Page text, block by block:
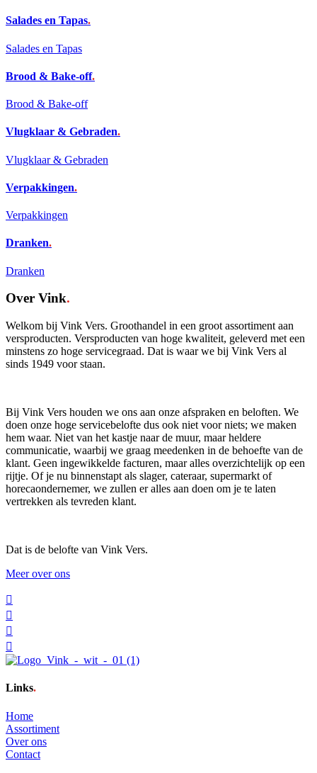
Salades en Tapas.
Salades en Tapas
Brood & Bake-off.
Brood & Bake-off
Vlugklaar & Gebraden.
Vlugklaar & Gebraden
Verpakkingen.
Verpakkingen
Dranken.
Dranken
Over Vink.
Welkom bij Vink Vers. Groothandel in een groot assortiment aan
versproducten. Versproducten van hoge kwaliteit, geleverd met een
minstens zo hoge servicegraad. Dat is waar we bij Vink Vers al
sinds 1949 voor staan.
Bij Vink Vers houden we ons aan onze afspraken en beloften. We
doen onze hoge servicebelofte dus ook niet voor niets; we maken
hem waar. Niet van het kastje naar de muur, maar heldere
communicatie, waarbij we graag meedenken in de behoefte van de
klant. Geen ingewikkelde facturen, maar alles overzichtelijk op een
rijtje. Of je nu binnenstapt als slager, cateraar, supermarkt of
horecaondernemer, we zullen er alles aan doen om je te laten
vertrekken als tevreden klant.
Dat is de belofte van Vink Vers.
Meer over ons
Links.
Home
Assortiment
Over ons
Contact